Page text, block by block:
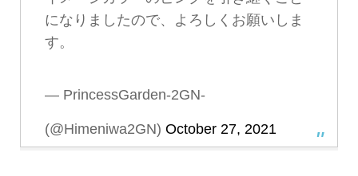
になりましたので、よろしくお願いしま
す。
— PrincessGarden-2GN-
(@Himeniwa2GN) October 27, 2021